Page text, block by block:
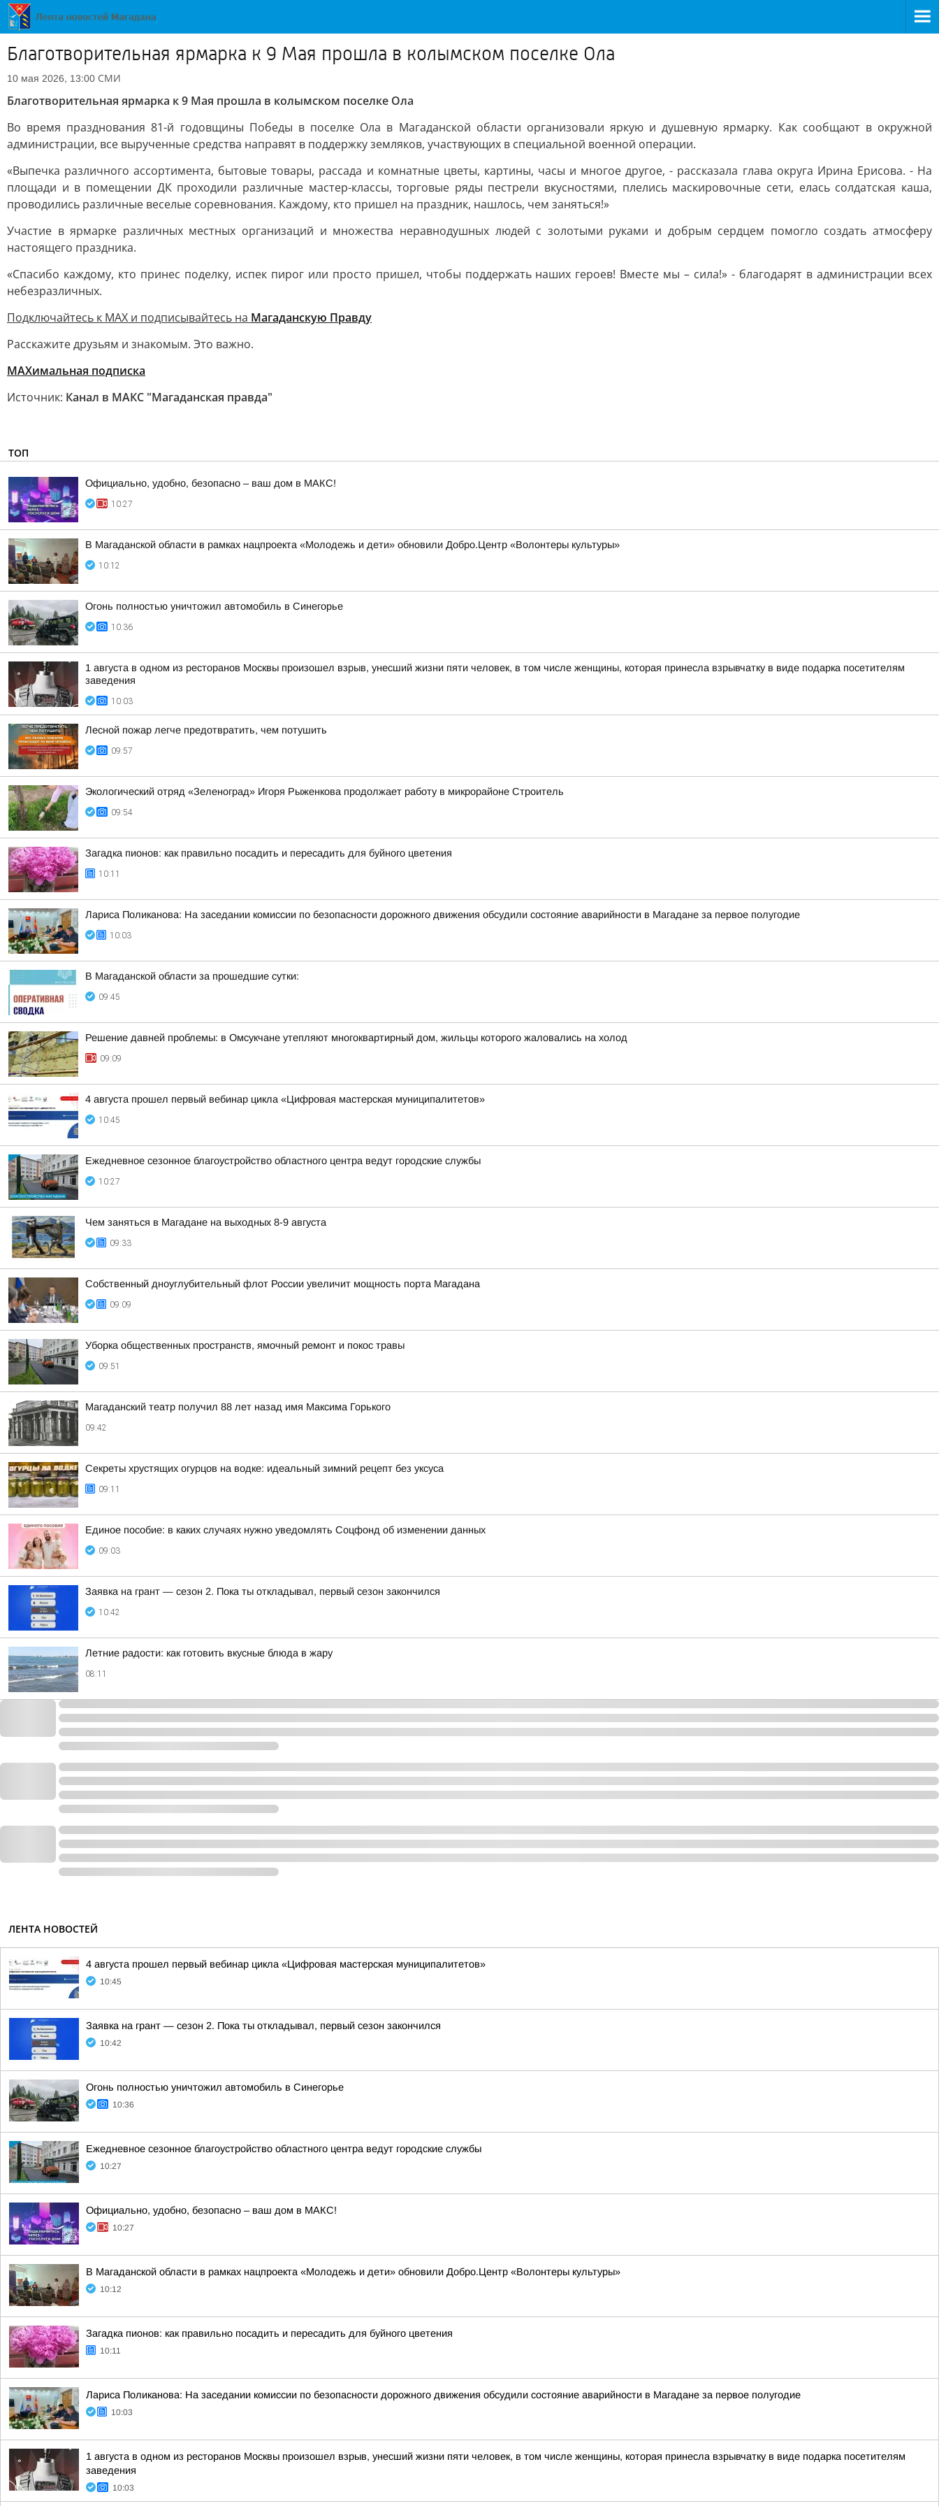
Благотворительная ярмарка к 9 Мая прошла в колымском поселке Ола
10 мая 2026, 13:00 СМИ
Благотворительная ярмарка к 9 Мая прошла в колымском поселке Ола
Во время празднования 81-й годовщины Победы в поселке Ола в Магаданской области организовали яркую и душевную ярмарку. Как сообщают в окружной
администрации, все вырученные средства направят в поддержку земляков, участвующих в специальной военной операции.
«Выпечка различного ассортимента, бытовые товары, рассада и комнатные цветы, картины, часы и многое другое, - рассказала глава округа Ирина Ерисова. - На
площади и в помещении ДК проходили различные мастер-классы, торговые ряды пестрели вкусностями, плелись маскировочные сети, елась солдатская каша,
проводились различные веселые соревнования. Каждому, кто пришел на праздник, нашлось, чем заняться!»
Участие в ярмарке различных местных организаций и множества неравнодушных людей с золотыми руками и добрым сердцем помогло создать атмосферу
настоящего праздника.
«Спасибо каждому, кто принес поделку, испек пирог или просто пришел, чтобы поддержать наших героев! Вместе мы – сила!» - благодарят в администрации всех
небезразличных.
Подключайтесь к MAX и подписывайтесь на Магаданскую Правду
Расскажите друзьям и знакомым. Это важно.
МАХимальная подписка
Источник: Канал в МАКС "Магаданская правда"
ТОП
Официально, удобно, безопасно – ваш дом в МАКС!
10:27
В Магаданской области в рамках нацпроекта «Молодежь и дети» обновили Добро.Центр «Волонтеры культуры»
10:12
Огонь полностью уничтожил автомобиль в Синегорье
10:36
1 августа в одном из ресторанов Москвы произошел взрыв, унесший жизни пяти человек, в том числе женщины, которая принесла взрывчатку в виде подарка посетителям
заведения
10:03
Лесной пожар легче предотвратить, чем потушить
09:57
Экологический отряд «Зеленоград» Игоря Рыженкова продолжает работу в микрорайоне Строитель
09:54
Загадка пионов: как правильно посадить и пересадить для буйного цветения
10:11
Лариса Поликанова: На заседании комиссии по безопасности дорожного движения обсудили состояние аварийности в Магадане за первое полугодие
10:03
В Магаданской области за прошедшие сутки:
09:45
Решение давней проблемы: в Омсукчане утепляют многоквартирный дом, жильцы которого жаловались на холод
09:09
4 августа прошел первый вебинар цикла «Цифровая мастерская муниципалитетов»
10:45
Ежедневное сезонное благоустройство областного центра ведут городские службы
10:27
Чем заняться в Магадане на выходных 8-9 августа
09:33
Собственный дноуглубительный флот России увеличит мощность порта Магадана
09:09
Уборка общественных пространств, ямочный ремонт и покос травы
09:51
Магаданский театр получил 88 лет назад имя Максима Горького
09:42
Секреты хрустящих огурцов на водке: идеальный зимний рецепт без уксуса
09:11
Единое пособие: в каких случаях нужно уведомлять Соцфонд об изменении данных
09:03
Заявка на грант — сезон 2. Пока ты откладывал, первый сезон закончился
10:42
Летние радости: как готовить вкусные блюда в жару
08:11
ЛЕНТА НОВОСТЕЙ
4 августа прошел первый вебинар цикла «Цифровая мастерская муниципалитетов»
10:45
Заявка на грант — сезон 2. Пока ты откладывал, первый сезон закончился
10:42
Огонь полностью уничтожил автомобиль в Синегорье
10:36
Ежедневное сезонное благоустройство областного центра ведут городские службы
10:27
Официально, удобно, безопасно – ваш дом в МАКС!
10:27
В Магаданской области в рамках нацпроекта «Молодежь и дети» обновили Добро.Центр «Волонтеры культуры»
10:12
Загадка пионов: как правильно посадить и пересадить для буйного цветения
10:11
Лариса Поликанова: На заседании комиссии по безопасности дорожного движения обсудили состояние аварийности в Магадане за первое полугодие
10:03
1 августа в одном из ресторанов Москвы произошел взрыв, унесший жизни пяти человек, в том числе женщины, которая принесла взрывчатку в виде подарка посетителям
заведения
10:03